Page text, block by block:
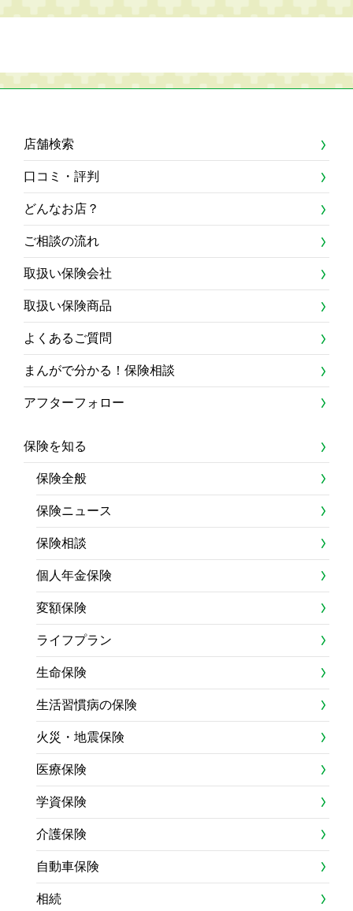
店舗検索
口コミ・評判
どんなお店？
ご相談の流れ
取扱い保険会社
取扱い保険商品
よくあるご質問
まんがで分かる！保険相談
アフターフォロー
保険を知る
保険全般
保険ニュース
保険相談
個人年金保険
変額保険
ライフプラン
生命保険
生活習慣病の保険
火災・地震保険
医療保険
学資保険
介護保険
自動車保険
相続